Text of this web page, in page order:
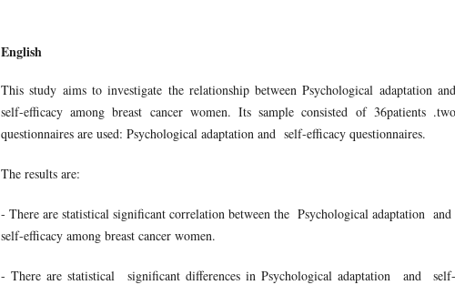
English
This study aims to investigate the relationship between Psychological adaptation and
self-efficacy among breast cancer women. Its sample consisted of 36patients .two
questionnaires are used: Psychological adaptation and self-efficacy questionnaires.
The results are:
- There are statistical significant correlation between the Psychological adaptation and
self-efficacy among breast cancer women.
- There are statistical significant differences in Psychological adaptation and self-